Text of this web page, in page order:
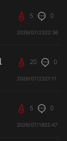
5 0
2026/07/2322:36
20 0
2026/07/2321:11
5 0
2026/07/1822:47